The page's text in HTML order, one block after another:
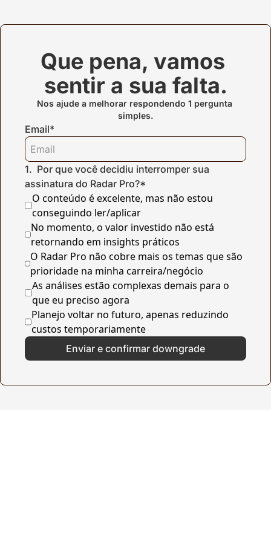
Que pena, vamos
sentir a sua falta.
Nos ajude a melhorar respondendo 1 pergunta
simples.
Email*
1. Por que você decidiu interromper sua
assinatura do Radar Pro?*
O conteúdo é excelente, mas não estou
conseguindo ler/aplicar
No momento, o valor investido não está
retornando em insights práticos
O Radar Pro não cobre mais os temas que são
prioridade na minha carreira/negócio
As análises estão complexas demais para o
que eu preciso agora
Planejo voltar no futuro, apenas reduzindo
custos temporariamente